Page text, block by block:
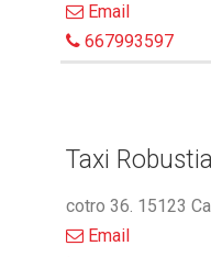
Email
667993597
Taxi
cotro 36. 15123
Email